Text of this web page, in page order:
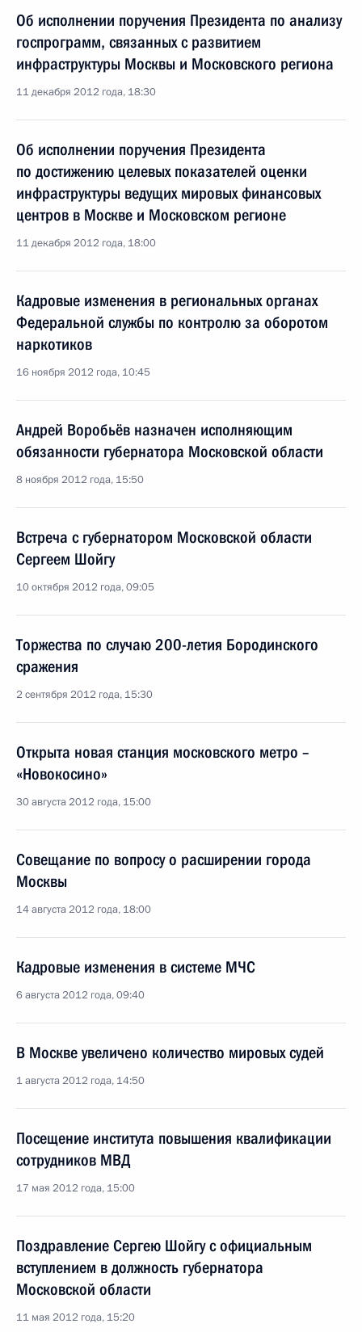
Об исполнении поручения Президента по анализу
госпрограмм, связанных с развитием
инфраструктуры Москвы и Московского региона
11 декабря 2012 года, 18:30
Об исполнении поручения Президента
по достижению целевых показателей оценки
инфраструктуры ведущих мировых финансовых
центров в Москве и Московском регионе
11 декабря 2012 года, 18:00
Кадровые изменения в региональных органах
Федеральной службы по контролю за оборотом
наркотиков
16 ноября 2012 года, 10:45
Андрей Воробьёв назначен исполняющим
обязанности губернатора Московской области
8 ноября 2012 года, 15:50
Встреча с губернатором Московской области
Сергеем Шойгу
10 октября 2012 года, 09:05
Торжества по случаю 200-летия Бородинского
сражения
2 сентября 2012 года, 15:30
Открыта новая станция московского метро –
«Новокосино»
30 августа 2012 года, 15:00
Совещание по вопросу о расширении города
Москвы
14 августа 2012 года, 18:00
Кадровые изменения в системе МЧС
6 августа 2012 года, 09:40
В Москве увеличено количество мировых судей
1 августа 2012 года, 14:50
Посещение института повышения квалификации
сотрудников МВД
17 мая 2012 года, 15:00
Поздравление Сергею Шойгу с официальным
вступлением в должность губернатора
Московской области
11 мая 2012 года, 15:20